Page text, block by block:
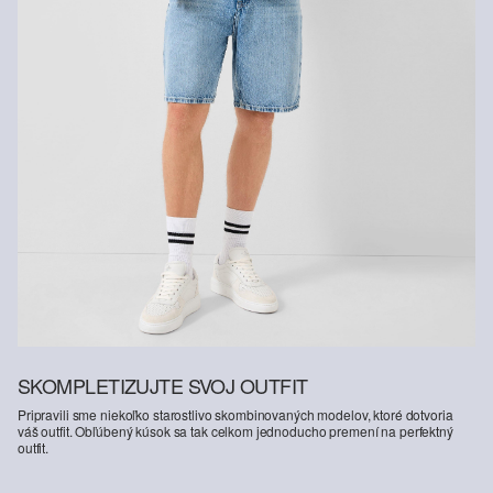
SKOMPLETIZUJTE SVOJ OUTFIT
Pripravili sme niekoľko starostlivo skombinovaných modelov, ktoré dotvoria
váš outfit. Obľúbený kúsok sa tak celkom jednoducho premení na perfektný
outfit.